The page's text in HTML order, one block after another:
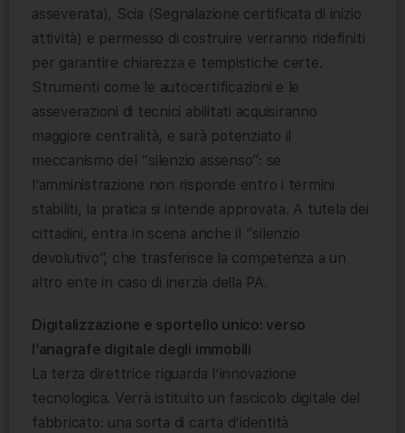
asseverata), Scia (Segnalazione certificata di inizio
attività) e permesso di costruire verranno ridefiniti
per garantire chiarezza e tempistiche certe.
Strumenti come le autocertificazioni e le
asseverazioni di tecnici abilitati acquisiranno
maggiore centralità, e sarà potenziato il
meccanismo del “silenzio assenso”: se
l’amministrazione non risponde entro i termini
stabiliti, la pratica si intende approvata. A tutela dei
cittadini, entra in scena anche il “silenzio
devolutivo”, che trasferisce la competenza a un
altro ente in caso di inerzia della PA.
Digitalizzazione e sportello unico: verso
l’anagrafe digitale degli immobili
La terza direttrice riguarda l’innovazione
tecnologica. Verrà istituito un fascicolo digitale del
fabbricato: una sorta di carta d’identità